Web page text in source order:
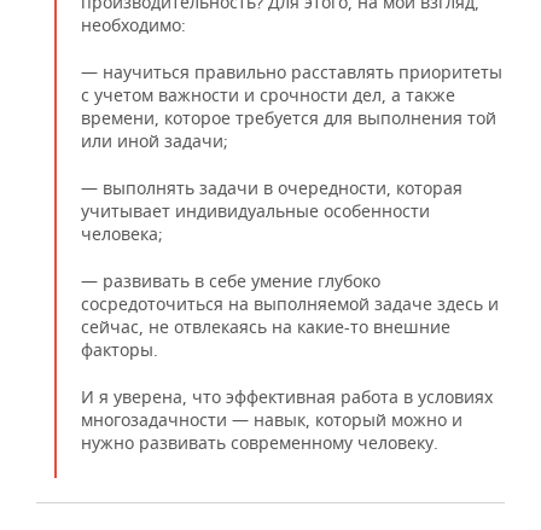
необходимо:
— научиться правильно расставлять приоритеты
с учетом важности и срочности дел, а также
времени, которое требуется для выполнения той
или иной задачи;
— выполнять задачи в очередности, которая
учитывает индивидуальные особенности
человека;
— развивать в себе умение глубоко
сосредоточиться на выполняемой задаче здесь и
сейчас, не отвлекаясь на какие-то внешние
факторы.
И я уверена, что эффективная работа в условиях
многозадачности — навык, который можно и
нужно развивать современному человеку.